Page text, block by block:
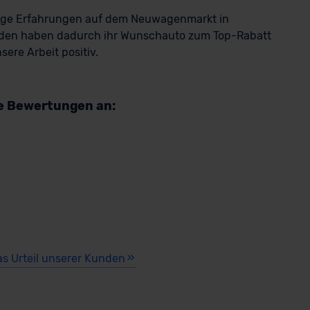
startet in Kürze
Erfahrungen auf dem Neuwagenmarkt in
haben dadurch ihr Wunschauto zum Top-Rabatt
Arbeit positiv.
Bewertungen an:
Urteil unserer Kunden